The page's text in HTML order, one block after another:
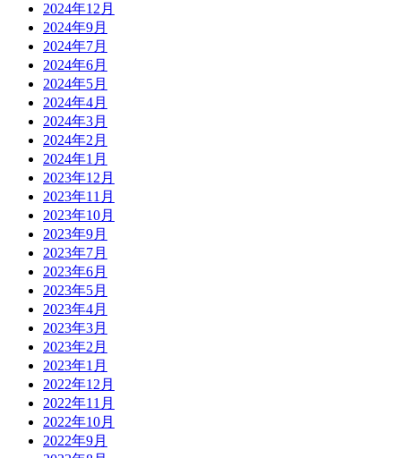
2024年12月
2024年9月
2024年7月
2024年6月
2024年5月
2024年4月
2024年3月
2024年2月
2024年1月
2023年12月
2023年11月
2023年10月
2023年9月
2023年7月
2023年6月
2023年5月
2023年4月
2023年3月
2023年2月
2023年1月
2022年12月
2022年11月
2022年10月
2022年9月